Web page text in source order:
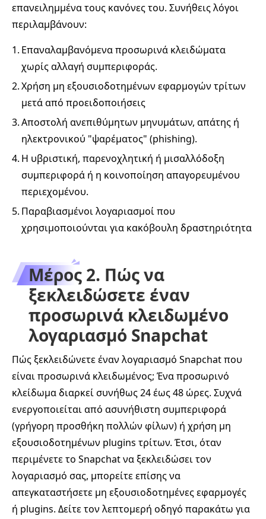
επανειλημμένα τους κανόνες του. Συνήθεις λόγοι
περιλαμβάνουν:
1. Επαναλαμβανόμενα προσωρινά κλειδώματα
χωρίς αλλαγή συμπεριφοράς.
2.Χρήση μη εξουσιοδοτημένων εφαρμογών τρίτων
μετά από προειδοποιήσεις
3.Αποστολή ανεπιθύμητων μηνυμάτων, απάτης ή
ηλεκτρονικού "ψαρέματος" (phishing).
4. Η υβριστική, παρενοχλητική ή μισαλλόδοξη
συμπεριφορά ή η κοινοποίηση απαγορευμένου
περιεχομένου.
5. Παραβιασμένοι λογαριασμοί που
χρησιμοποιούνται για κακόβουλη δραστηριότητα
Μέρος 2. Πώς να
ξεκλειδώσετε έναν
προσωρινά κλειδωμένο
λογαριασμό Snapchat
Πώς ξεκλειδώνετε έναν λογαριασμό Snapchat που
είναι προσωρινά κλειδωμένος; Ένα προσωρινό
κλείδωμα διαρκεί συνήθως 24 έως 48 ώρες. Συχνά
ενεργοποιείται από ασυνήθιστη συμπεριφορά
(γρήγορη προσθήκη πολλών φίλων) ή χρήση μη
εξουσιοδοτημένων plugins τρίτων. Έτσι, όταν
περιμένετε το Snapchat να ξεκλειδώσει τον
λογαριασμό σας, μπορείτε επίσης να
απεγκαταστήσετε μη εξουσιοδοτημένες εφαρμογές
ή plugins. Δείτε τον λεπτομερή οδηγό παρακάτω για